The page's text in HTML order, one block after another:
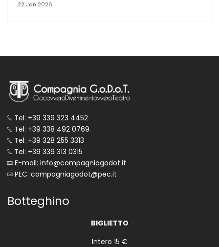
22 Jan 2026
Tel: +39 339 323 4452
Tel: +39 338 492 0769
Tel: +39 328 255 3313
Tel: +39 339 313 0315
E-mail: info@compagniagodot.it
PEC: compagniagodot@pec.it
Botteghino
BIGLIETTO
Intero 15 €